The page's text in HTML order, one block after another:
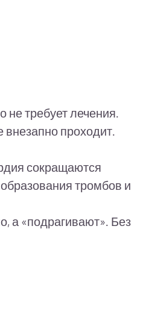
не требует лечения.
внезапно проходит.
сокращаются
тромбов и
а «подрагивают». Без